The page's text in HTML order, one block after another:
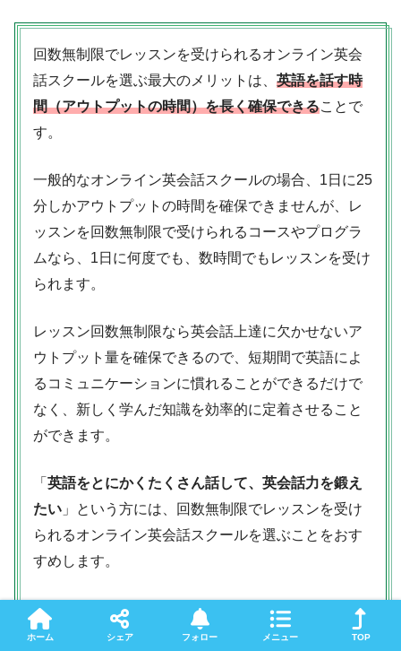
回数無制限でレッスンを受けられるオンライン英会
話スクールを選ぶ最大のメリットは、 英語を話す時
間（アウトプットの時間）を長く確保できることで
す。
一般的なオンライン英会話スクールの場合、1日に25
分しかアウトプットの時間を確保できませんが、レ
ッスンを回数無制限で受けられるコースやプログラ
ムなら、1日に何度でも、数時間でもレッスンを受け
られます。
レッスン回数無制限なら英会話上達に欠かせないア
ウトプット量を確保できるので、短期間で英語によ
るコミュニケーションに慣れることができるだけで
なく、新しく学んだ知識を効率的に定着させること
ができます。
「 英語をとにかくたくさん話して、英会話力を鍛え
たい 」という方には、回数無制限でレッスンを受け
られるオンライン英会話スクールを選ぶことをおす
すめします。
ホーム シェア フォロー メニュー TOP